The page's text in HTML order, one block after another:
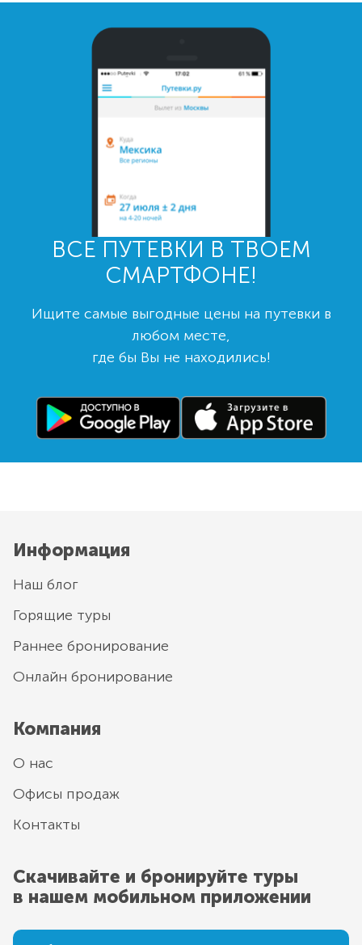
ВСЕ ПУТЕВКИ В ТВОЕМ
СМАРТФОНЕ!
Ищите самые выгодные цены на путевки в
любом месте,
где бы Вы не находились!
Информация
Наш блог
Горящие туры
Раннее бронирование
Онлайн бронирование
Компания
О нас
Офисы продаж
Контакты
Скачивайте и бронируйте туры
в нашем мобильном приложении